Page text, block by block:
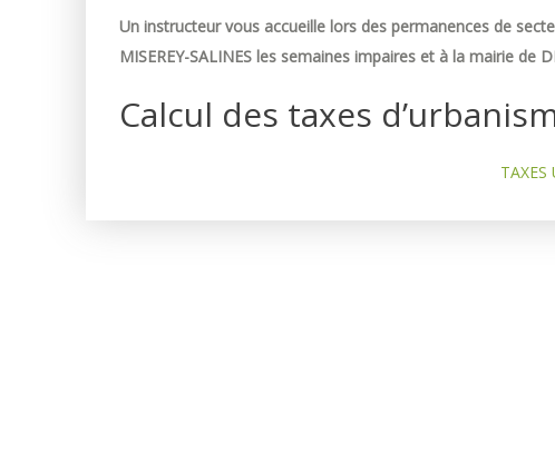
Un instructeur vous accueille lors des permanences de
MISEREY-SALINES les semaines impaires et à la mairie de
Calcul des taxes
TAXES